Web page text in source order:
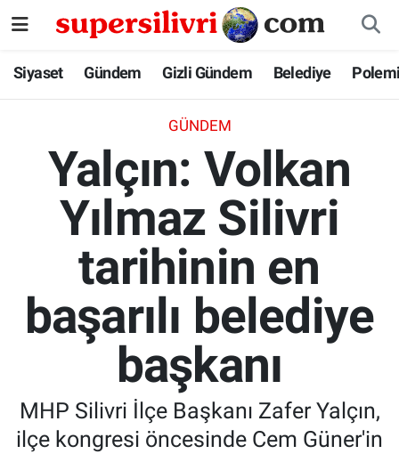
Siyaset Gündem Gizli Gündem Belediye
GÜNDEM
Yalçın: Volkan
Yılmaz Silivri
tarihinin en
başarılı belediye
başkanı
MHP Silivri İlçe Başkanı Zafer Yalçın,
ilçe kongresi öncesinde Cem Güner'in
Siyaset
Gizli Gündem
Belediye
Polemik
İstanbul Nöbetçi Eczaneler
İstanbul Hava Durumu
İstanbul Namaz Vakitleri
İstanbul Trafik Yoğunluk Haritası
Süper Lig Puan Durumu ve Fikstür
Son Dakika Haberleri
Haber Arşivi